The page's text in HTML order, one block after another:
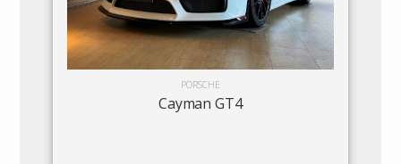
PORSCHE
Cayman GT4